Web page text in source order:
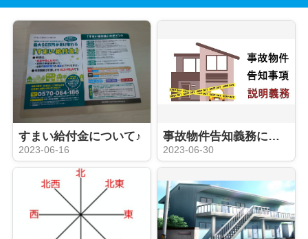
すまい給付金について♪
2023-06-16
事故物件告知義務について、、、！
2023-06-30